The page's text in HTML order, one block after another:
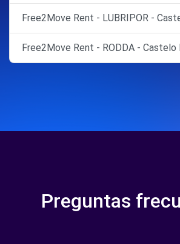
Free2Move Rent - LUBRIPOR -
Free2Move Rent - RODDA - Castelo
Preguntas